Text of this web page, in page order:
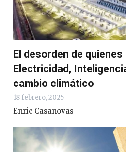
El desorden de
Electricidad,
cambio climático
18 febrero, 2025
Enric Casanovas